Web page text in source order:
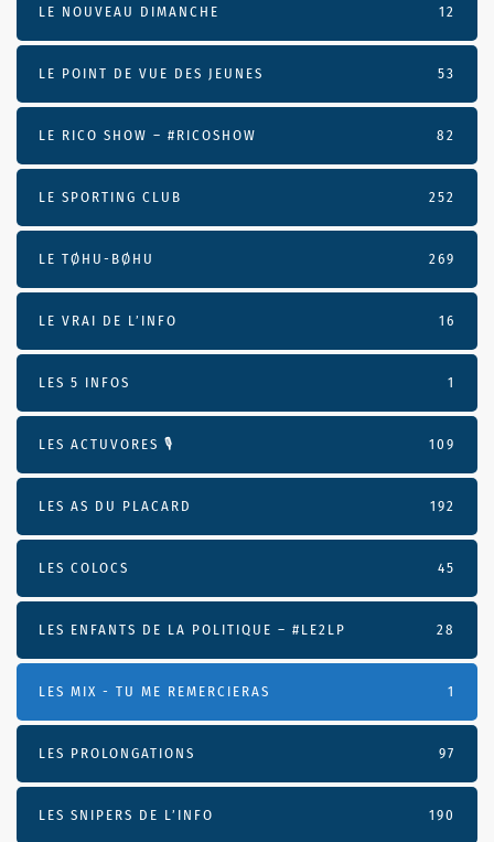
LE NOUVEAU DIMANCHE 12
LE POINT DE VUE DES JEUNES 53
LE RICO SHOW – #RICOSHOW 82
LE SPORTING CLUB 252
LE TØHU-BØHU 269
LE VRAI DE L’INFO 16
LES 5 INFOS 1
LES ACTUVORES 🎙 109
LES AS DU PLACARD 192
LES COLOCS 45
LES ENFANTS DE LA POLITIQUE – #LE2LP 28
LES MIX - TU ME REMERCIERAS 1
LES PROLONGATIONS 97
LES SNIPERS DE L’INFO 190